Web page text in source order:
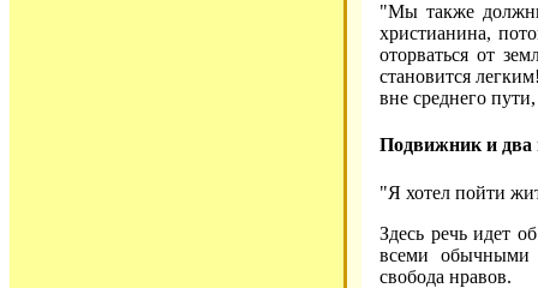
"Мы также
христианина,
оторваться от
становится
вне среднего
Подвижник и два
"Я хотел пойти
Здесь речь идет
всеми обычными
свобода нравов.